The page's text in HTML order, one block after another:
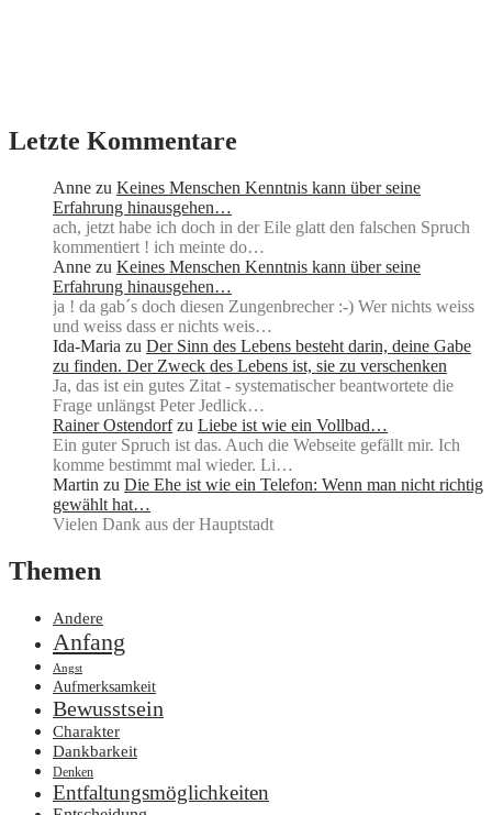
Letzte Kommentare
Anne zu Keines Menschen Kenntnis kann über seine
Erfahrung hinausgehen…
ach, jetzt habe ich doch in der Eile glatt den falschen Spruch
kommentiert ! ich meinte do…
Anne zu Keines Menschen Kenntnis kann über seine
Erfahrung hinausgehen…
ja ! da gab´s doch diesen Zungenbrecher :-) Wer nichts weiss
und weiss dass er nichts weis…
Ida-Maria zu Der Sinn des Lebens besteht darin, deine Gabe
zu finden. Der Zweck des Lebens ist, sie zu verschenken
Ja, das ist ein gutes Zitat - systematischer beantwortete die
Frage unlängst Peter Jedlick…
Rainer Ostendorf zu Liebe ist wie ein Vollbad…
Ein guter Spruch ist das. Auch die Webseite gefällt mir. Ich
komme bestimmt mal wieder. Li…
Martin zu Die Ehe ist wie ein Telefon: Wenn man nicht richtig
gewählt hat…
Vielen Dank aus der Hauptstadt
Themen
Andere
Anfang
Angst
Aufmerksamkeit
Bewusstsein
Charakter
Dankbarkeit
Denken
Entfaltungsmöglichkeiten